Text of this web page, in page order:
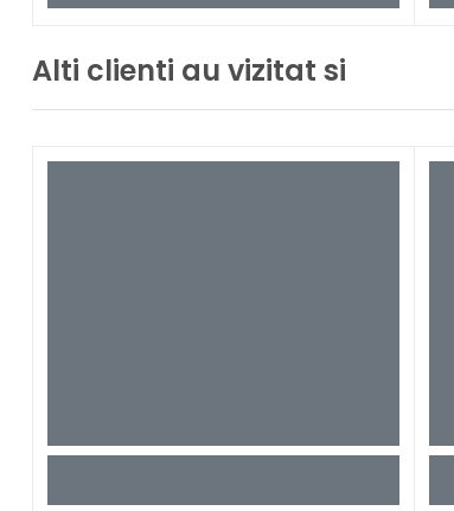
Alti clienti au vizitat si